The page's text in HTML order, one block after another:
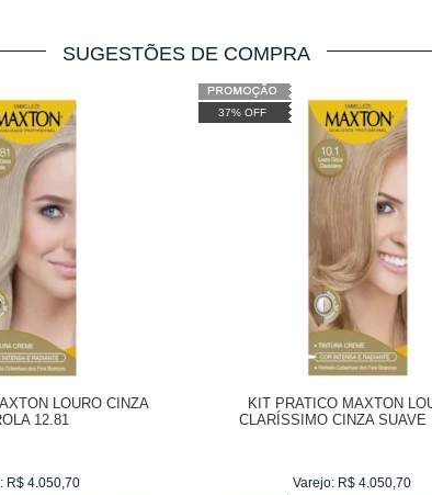
SUGESTÕES DE COMPRA
LOURO CINZA
12.81
R$ 4.050,70
37% OFF
KIT PRATICO MAXTON
CLARÍSSIMO CINZA SUAVE
Varejo: R$ 4.050,70